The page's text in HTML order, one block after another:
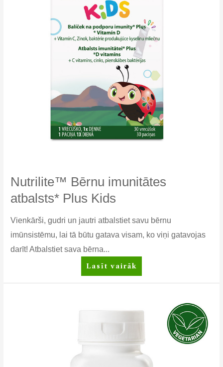
Nutrilite™ Bērnu imunitātes
atbalsts* Plus Kids
Vienkārši, gudri un jautri atbalstiet savu bērnu
imūnsistēmu, lai tā būtu gatava visam, ko viņi gatavojas
darīt! Atbalstiet sava bērna...
Nutrilite™
Bērnu
Kids
Lasīt vairāk